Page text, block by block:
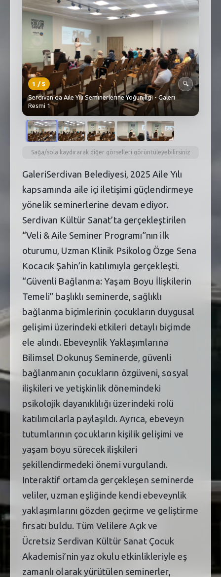
1 /5
🔍
Serdivan’da Aile Yılı Seminerlerine Yoğun İlgi - Galeri
Resmi 1
Sağa/sola kaydırarak diğer görselleri görüntüleyebilirsiniz
GaleriSerdivan Belediyesi, 2025 Aile Yılı
kapsamında aile içi iletişimi güçlendirmeye
yönelik seminerlerine devam ediyor.
Serdivan Kültür Sanat’ta gerçekleştirilen
“Veli & Aile Seminer Programı”nın ilk
oturumu, Uzman Klinik Psikolog Özge Sena
Kocacık Şahin’in katılımıyla gerçekleşti.
“Güvenli Bağlanma: Yaşam Boyu İlişkilerin
Temeli” başlıklı seminerde, sağlıklı
bağlanma biçimlerinin çocukların duygusal
gelişimi üzerindeki etkileri detaylı biçimde
ele alındı. Ebeveynlik Yaklaşımlarına
Bilimsel Dokunuş Seminerde, güvenli
bağlanmanın çocukların özgüveni, sosyal
ilişkileri ve yetişkinlik dönemindeki
psikolojik dayanıklılığı üzerindeki rolü
katılımcılarla paylaşıldı. Ayrıca, ebeveyn
tutumlarının çocukların kişilik gelişimi ve
yaşam boyu sürecek ilişkileri
şekillendirmedeki önemi vurgulandı.
Interaktif ortamda gerçekleşen seminerde
veliler, uzman eşliğinde kendi ebeveynlik
yaklaşımlarını gözden geçirme ve geliştirme
fırsatı buldu. Tüm Velilere Açık ve
Ücretsiz Serdivan Kültür Sanat Çocuk
Akademisi’nin yaz okulu etkinlikleriyle eş
zamanlı olarak yürütülen seminerler,
SEBİK
E NÖBETÇI ECZANELER
SABSIS - AFET
TRAFIKPARK
KÜREK
PARKLAR
PAZAR YERLERI
PLANETARYUM